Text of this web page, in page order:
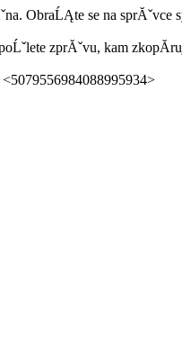
ObraĹĄte se na sprĂˇvce
zprĂˇvu, kam